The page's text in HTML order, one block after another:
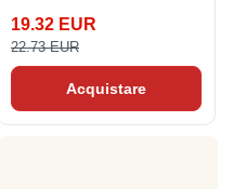
19.32 EUR
22.73 EUR
Acquistare